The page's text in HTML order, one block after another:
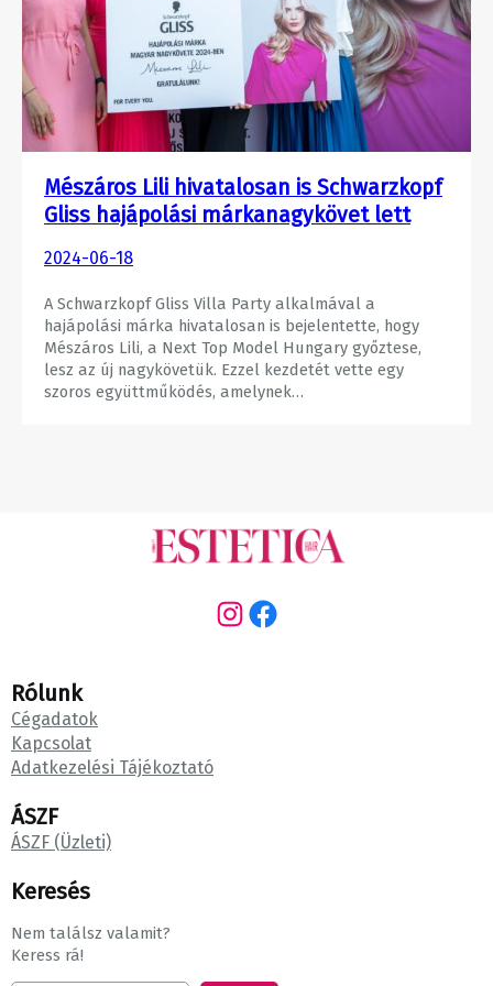
Mészáros Lili hivatalosan is Schwarzkopf
Gliss hajápolási márkanagykövet lett
2024-06-18
A Schwarzkopf Gliss Villa Party alkalmával a
hajápolási márka hivatalosan is bejelentette, hogy
Mészáros Lili, a Next Top Model Hungary győztese,
lesz az új nagykövetük. Ezzel kezdetét vette egy
szoros együttműködés, amelynek…
Instagram Facebook
Rólunk
Cégadatok
Kapcsolat
Adatkezelési Tájékoztató
ÁSZF
ÁSZF (Üzleti)
Keresés
Nem találsz valamit?
Keress rá!